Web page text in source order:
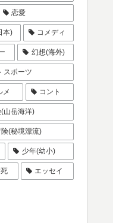
恋愛
本) コメディ
幻想(海外)
スポーツ
メ コント
(山岳海洋)
険(秘境漂流)
少年(幼小)
エッセイ